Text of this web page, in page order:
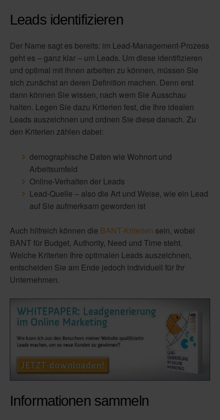
Leads identifizieren
Der Name sagt es bereits: im Lead-Management-Prozess
geht es – ganz klar – um Leads. Um diese identifizieren
und optimal mit ihnen arbeiten zu können, müssen Sie
sich zunächst an deren Definition machen. Denn erst
dann können Sie wissen, nach wem Sie Ausschau
halten. Legen Sie dazu Kriterien fest, die Ihre idealen
Leads auszeichnen und ordnen Sie diese danach. Zu
den Kriterien zählen dabei:
demographische Daten wie Wohnort und
Arbeitsumfeld
Online-Verhalten der Leads
Lead-Quelle – also die Art und Weise, wie ein Lead
auf Sie aufmerksam geworden ist
Auch hilfreich können die BANT-Kriterien sein, wobei
BANT für Budget, Authority, Need und Time steht.
Welche Kriterien Ihre optimalen Leads auszeichnen,
entscheiden Sie am Ende jedoch individuell für Ihr
Unternehmen.
Informationen sammeln